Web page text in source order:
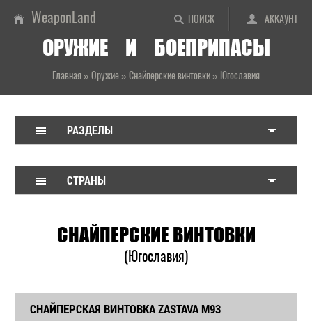
ПОИСК АККАУНТ
WeaponLand
ОРУЖИЕ И БОЕПРИПАСЫ
Главная » Оружие » Снайперские винтовки » Югославия
РАЗДЕЛЫ
СТРАНЫ
СНАЙПЕРСКИЕ ВИНТОВКИ
(Югославия)
СНАЙПЕРСКАЯ ВИНТОВКА ZASTAVA M93